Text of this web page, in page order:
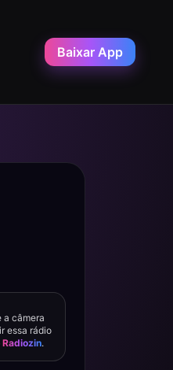
Baixar App
a câmera
essa rádio
Radiozin.